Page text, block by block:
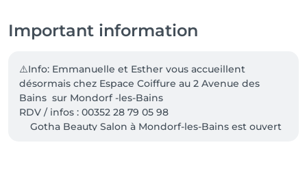
Important information
⚠️Info: Emmanuelle et Esther vous accueillent
désormais chez Espace Coiffure au 2 Avenue des
Bains  sur Mondorf -les-Bains
RDV / infos : 00352 28 79 05 98
    Gotha Beauty Salon à Mondorf-les-Bains est ouvert